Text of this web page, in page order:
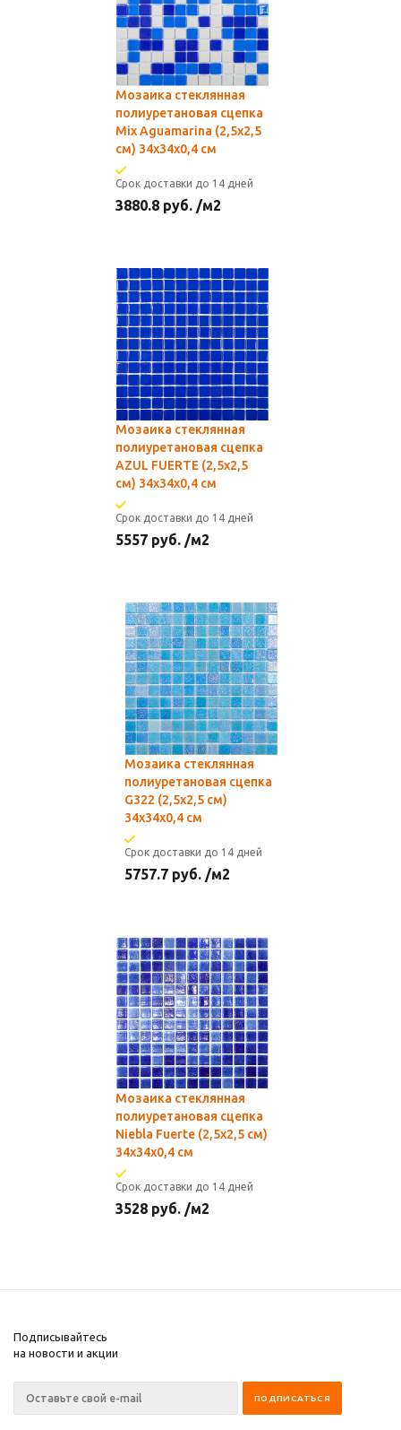
Мозаика стеклянная
полиуретановая сцепка
Mix Aguamarina (2,5х2,5
см) 34х34x0,4 см
Срок доставки до 14 дней
3880.8 руб. /м2
Мозаика стеклянная
полиуретановая сцепка
AZUL FUERTE (2,5х2,5
см) 34х34x0,4 см
Срок доставки до 14 дней
5557 руб. /м2
Мозаика стеклянная
полиуретановая сцепка
G322 (2,5х2,5 см)
34х34x0,4 см
Срок доставки до 14 дней
5757.7 руб. /м2
Мозаика стеклянная
полиуретановая сцепка
Niebla Fuerte (2,5х2,5 см)
34х34x0,4 см
Срок доставки до 14 дней
3528 руб. /м2
Подписывайтесь
на новости и акции